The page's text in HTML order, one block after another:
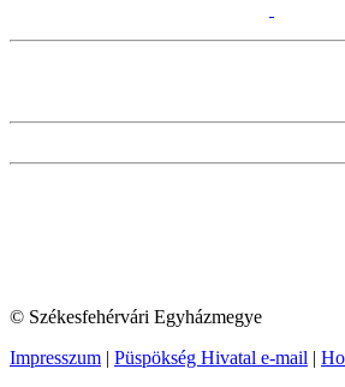
© Székesfehérvári Egyházmegye
Impresszum | Püspökség Hivatal e-mail |